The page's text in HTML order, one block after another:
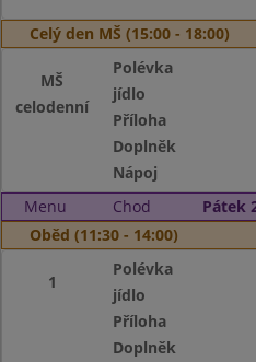
Celý den MŠ (15:00 - 18:00)
MŠ
celodenní
Polévka
jídlo
Příloha
Doplněk
Nápoj
Menu
Chod
Pátek
Oběd (11:30 - 14:00)
1
Polévka
jídlo
Příloha
Doplněk